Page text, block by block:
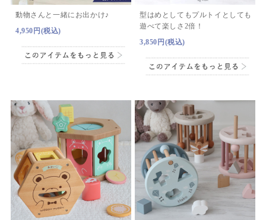
動物さんと一緒にお出かけ♪
4,950円(税込)
型はめとしてもプルトイとしても
遊べて楽しさ2倍！
3,850円(税込)